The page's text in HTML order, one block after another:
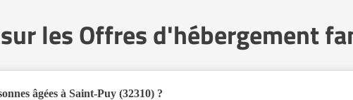
les Offres d'hébergement
âgées à Saint-Puy (32310) ?